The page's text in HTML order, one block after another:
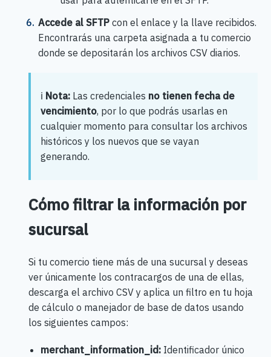
Accede al SFTPcon el enlace y la llave recibidos.
Encontrarás una carpeta asignada a tu comercio
donde se depositarán los archivos CSV diarios.
ℹ️ Nota:Las credenciales no tienen fecha de
vencimiento, por lo que podrás usarlas en
cualquier momento para consultar los archivos
históricos y los nuevos que se vayan
generando.
Cómo filtrar la información por
sucursal
Si tu comercio tiene más de una sucursal y deseas
ver únicamente los contracargos de una de ellas,
descarga el archivo CSV y aplica un filtro en tu hoja
de cálculo o manejador de base de datos usando
los siguientes campos:
merchant_information_id:Identificador único